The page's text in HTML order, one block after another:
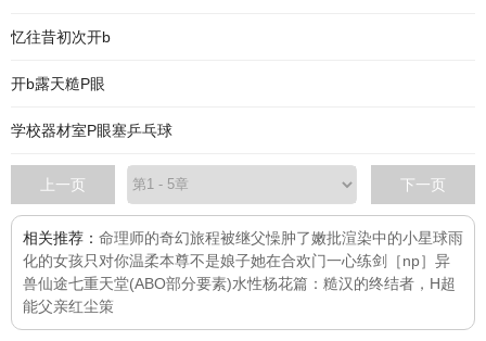
忆往昔初次开b
开b露天糙P眼
学校器材室P眼塞乒乓球
上一页 下一页
相关推荐： 命理师的奇幻旅程被继父懆肿了嫩批渲染中的小星球雨
化的女孩只对你温柔本尊不是娘子她在合欢门一心练剑［np］ 异
兽仙途七重天堂(ABO部分要素)水性杨花篇：糙汉的终结者，H超
能父亲红尘策